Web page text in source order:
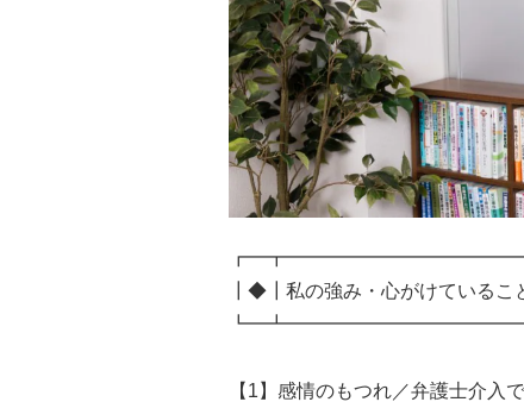
┃◆┃私の強み・心がけているこ
【1】感情のもつれ／弁護士介入